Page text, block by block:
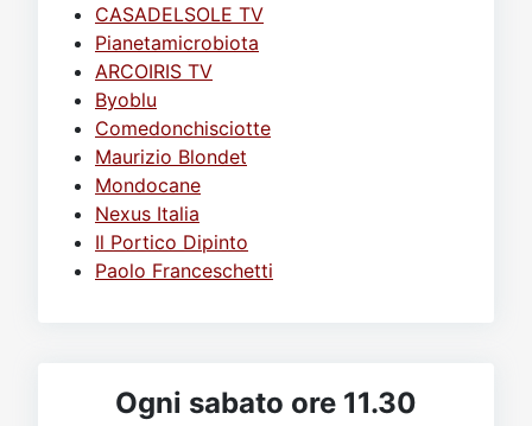
CASADELSOLE TV
Pianetamicrobiota
ARCOIRIS TV
Byoblu
Comedonchisciotte
Maurizio Blondet
Mondocane
Nexus Italia
Il Portico Dipinto
Paolo Franceschetti
Ogni sabato ore 11.30